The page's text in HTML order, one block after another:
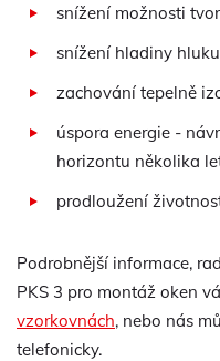
snížení možnosti
snížení hladiny
zachování tepelně
úspora energie -
horizontu několika
prodloužení
Podrobnější informace,
PKS 3 pro montáž oken
vzorkovnách, nebo nás
telefonicky.